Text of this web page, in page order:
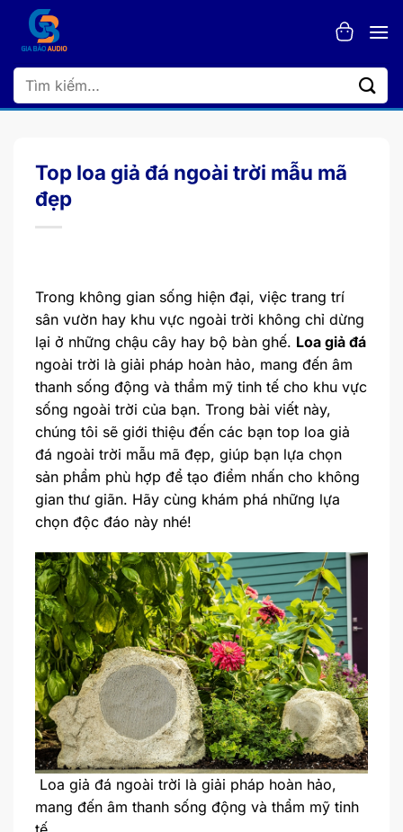
dung
Tìm
kiếm:
Top loa giả đá ngoài trời mẫu mã
đẹp
Trong không gian sống hiện đại, việc trang trí
sân vườn hay khu vực ngoài trời không chỉ dừng
lại ở những chậu cây hay bộ bàn ghế. Loa giả đá
ngoài trời là giải pháp hoàn hảo, mang đến âm
thanh sống động và thẩm mỹ tinh tế cho khu vực
sống ngoài trời của bạn. Trong bài viết này,
chúng tôi sẽ giới thiệu đến các bạn top loa giả
đá ngoài trời mẫu mã đẹp, giúp bạn lựa chọn
sản phẩm phù hợp để tạo điểm nhấn cho không
gian thư giãn. Hãy cùng khám phá những lựa
chọn độc đáo này nhé!
Loa giả đá ngoài trời là giải pháp hoàn hảo,
mang đến âm thanh sống động và thẩm mỹ tinh